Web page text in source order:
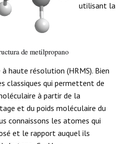
utilisant la
haute résolution (HRMS). Bien
classiques qui permettent de
à partir de la
et du poids moléculaire du
connaissons les atomes qui
et le rapport auquel ils